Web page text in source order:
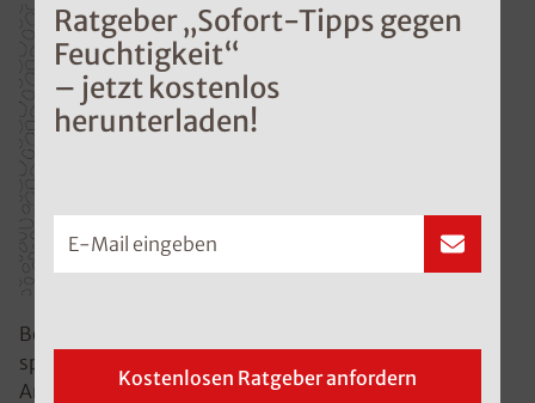
Bei der ISOTEC-Kellerbodensanierung kommt ein
speziell entwickeltes Beschichtungssystem für den
Anwendungsfall der kapillardurchfeuchteten
Ratgeber „Sofort-Tipps gegen
Feuchtigkeit“
– jetzt kostenlos
herunterladen!
Kostenlosen Ratgeber anfordern